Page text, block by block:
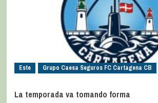
Este Grupo Caesa Seguros FC Cartagena CB
La temporada va tomando forma